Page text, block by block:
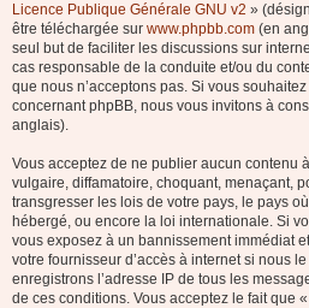
Licence Publique Générale GNU v2 »
être téléchargée sur www.phpbb.com (en
seul but de faciliter les discussions sur
cas responsable de la conduite et/ou du
que nous n’acceptons pas. Si vous
concernant phpBB, nous vous invitons à
anglais).
Vous acceptez de ne publier aucun contenu
vulgaire, diffamatoire, choquant, menaçant,
transgresser les lois de votre pays, le pays
hébergé, ou encore la loi internationale. Si
vous exposez à un bannissement immédiat
votre fournisseur d’accès à internet si nous
enregistrons l’adresse IP de tous les
de ces conditions. Vous acceptez le fait que